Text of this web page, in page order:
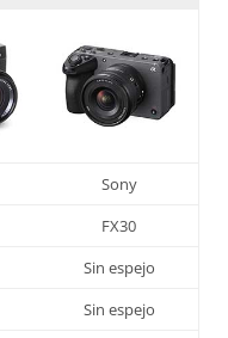
Sony
FX30
Sin espejo
Sin espejo